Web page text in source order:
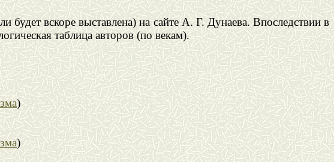
вскоре выставлена) на сайте А. Г. Дунаева. Впоследствии в
таблица авторов (по векам).
)
)